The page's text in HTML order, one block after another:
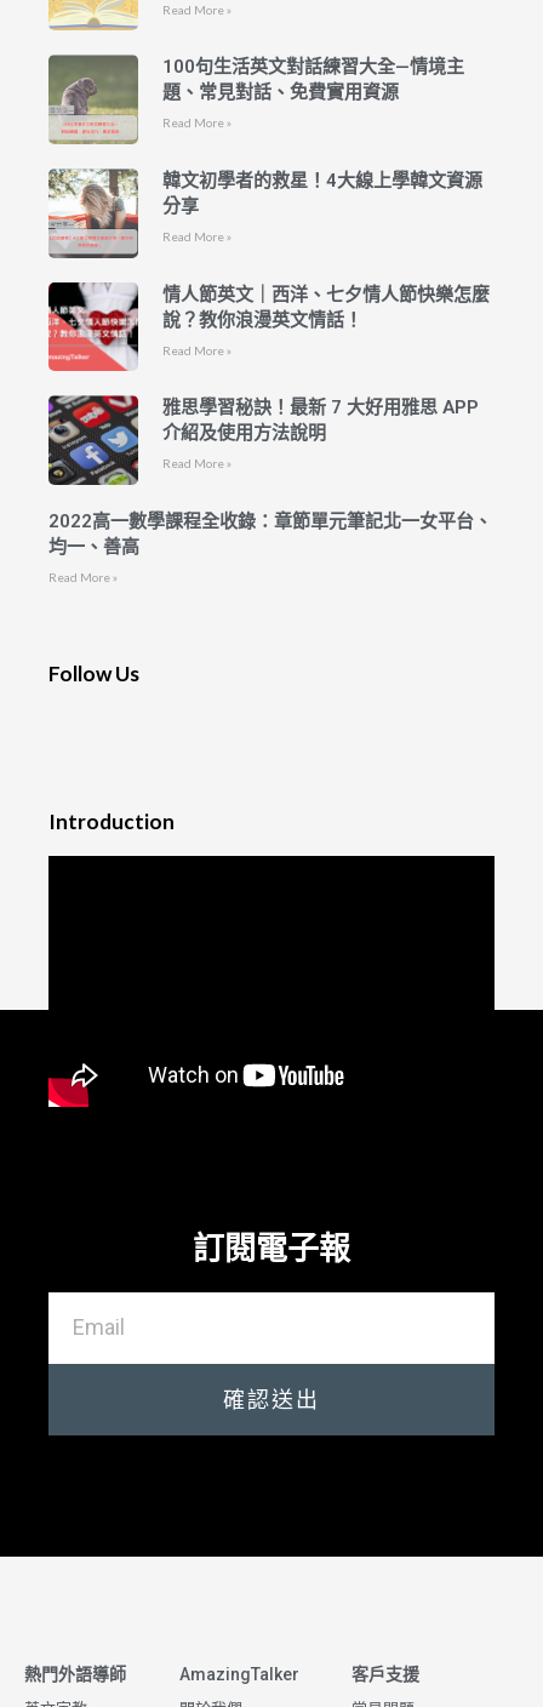
Read More »
100句生活英文對話練習大全—情境主
題、常見對話、免費實用資源
Read More »
韓文初學者的救星！4大線上學韓文資源
分享
Read More »
情人節英文｜西洋、七夕情人節快樂怎麼
說？教你浪漫英文情話！
Read More »
雅思學習秘訣！最新 7 大好用雅思 APP
介紹及使用方法說明
Read More »
2022高一數學課程全收錄：章節單元筆記北一女平台、
均一、善高
Read More »
Follow Us
Introduction
訂閱電子報
確認送出
熱門外語導師 AmazingTalker 客戶支援